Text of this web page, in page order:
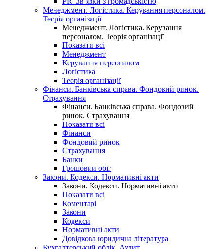
Менеджмент. Логістика. Керування персоналом.
Теорія організації
Менеджмент. Логістика. Керування
персоналом. Теорія організації
Показати всі
Менеджмент
Керування персоналом
Логістика
Теорія організації
Фінанси. Банківська справа. Фондовий ринок.
Страхування
Фінанси. Банківська справа. Фондовий
ринок. Страхування
Показати всі
Фінанси
Фондовий ринок
Страхування
Банки
Грошовий обіг
Закони. Кодекси. Нормативні акти
Закони. Кодекси. Нормативні акти
Показати всі
Коментарі
Закони
Кодекси
Нормативні акти
Довідкова юридична література
Бухгалтерський облік. Аудит